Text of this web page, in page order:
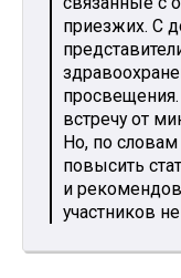
приезжих. С
просвещения.
встречу от
Но, по
повысить
и
участников